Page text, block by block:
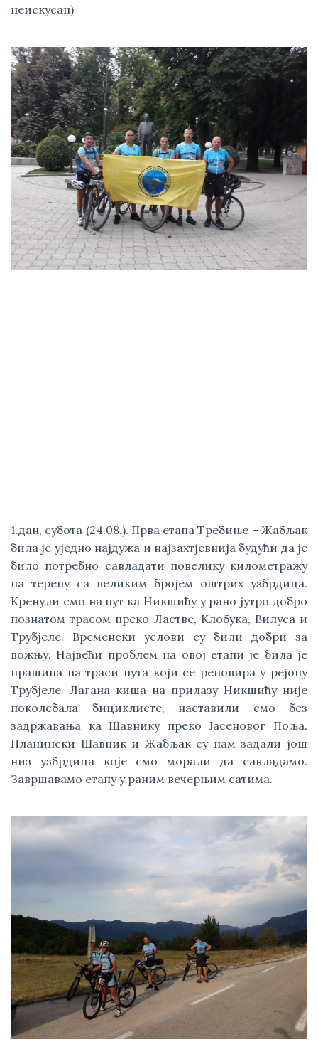
неискусан)
1.дан, субота (24.08.). Прва етапа Требиње – Жабљак
била је уједно најдужа и најзахтјевнија будући да је
било потребно савладати повелику километражу
на терену са великим бројем оштрих узбрдица.
Кренули смо на пут ка Никшићу у рано јутро добро
познатом трасом преко Ластве, Клобука, Вилуса и
Трубјеле. Временски услови су били добри за
вожњу. Највећи проблем на овој етапи је била је
прашина на траси пута који се реновира у рејону
Трубјеле. Лагана киша на прилазу Никшићу није
поколебала бициклисте, наставили смо без
задржавања ка Шавнику преко Јасеновог Поља.
Планински Шавник и Жабљак су нам задали још
низ узбрдица које смо морали да савладамо.
Завршавамо етапу у раним вечерњим сатима.